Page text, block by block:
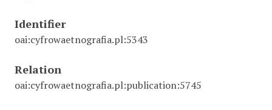
Identifier
oai:cyfrowaetnografia.pl:5343
Relation
oai:cyfrowaetnografia.pl:publication:5745